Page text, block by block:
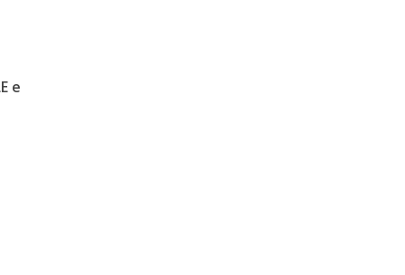
e